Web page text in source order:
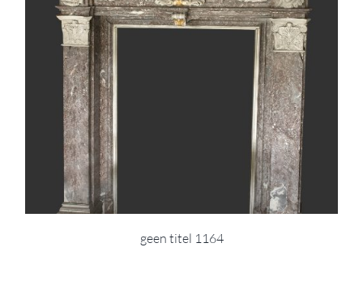
geen titel 1164